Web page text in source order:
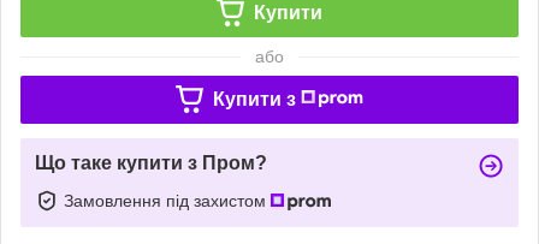
Купити
або
Купити з
Що таке купити з Пром?
Замовлення під захистом